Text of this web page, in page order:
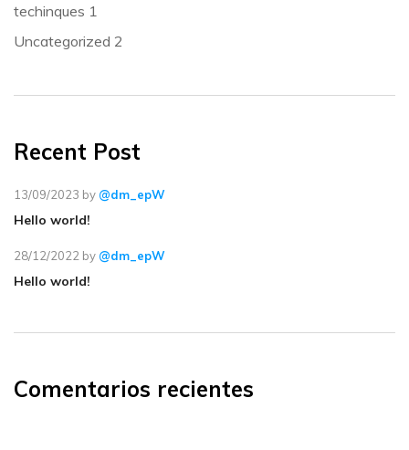
techinques 1
Uncategorized 2
Recent Post
13/09/2023 by @dm_epW
Hello world!
28/12/2022 by @dm_epW
Hello world!
Comentarios recientes